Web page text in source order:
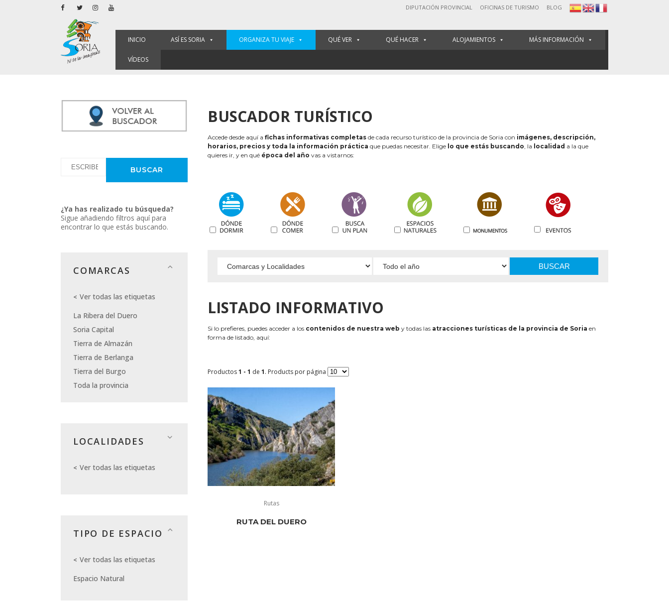
DIPUTACIÓN PROVINCIAL OFICINAS DE TURISMO BLOG
INICIO ASÍ ES SORIA ORGANIZA TU VIAJE QUÉ VER QUÉ HACER ALOJAMIENTOS MÁS INFORMACIÓN
VÍDEOS
¿Ya has realizado tu búsqueda?
Sigue añadiendo filtros aquí para
encontrar lo que estás buscando.
COMARCAS
Ver todas las etiquetas
La Ribera del Duero
Soria Capital
Tierra de Almazán
Tierra de Berlanga
Tierra del Burgo
Toda la provincia
LOCALIDADES
Ver todas las etiquetas
TIPO DE ESPACIO
Ver todas las etiquetas
Espacio Natural
BUSCADOR TURÍSTICO
Accede desde aquí a fichas informativas completas de cada recurso turístico de la provincia de Soria con imágenes, descripción,
horarios, precios y toda la información práctica que puedas necesitar. Elige lo que estás buscando, la localidad a la que
quieres ir, y en qué época del año vas a vistarnos:
BUSCAR
LISTADO INFORMATIVO
Si lo prefieres, puedes acceder a los contenidos de nuestra web y todas las atracciones turísticas de la provincia de Soria en
forma de listado, aquí:
Productos1 - 1 de 1. Products por página
Rutas
RUTA DEL DUERO